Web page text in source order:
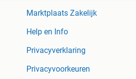
Marktplaats Zakelijk
Help en Info
Privacyverklaring
Privacyvoorkeuren